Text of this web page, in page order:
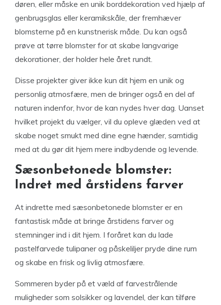
døren, eller måske en unik borddekoration ved hjælp af
genbrugsglas eller keramikskåle, der fremhæver
blomsterne på en kunstnerisk måde. Du kan også
prøve at tørre blomster for at skabe langvarige
dekorationer, der holder hele året rundt.
Disse projekter giver ikke kun dit hjem en unik og
personlig atmosfære, men de bringer også en del af
naturen indenfor, hvor de kan nydes hver dag. Uanset
hvilket projekt du vælger, vil du opleve glæden ved at
skabe noget smukt med dine egne hænder, samtidig
med at du gør dit hjem mere indbydende og levende.
Sæsonbetonede blomster:
Indret med årstidens farver
At indrette med sæsonbetonede blomster er en
fantastisk måde at bringe årstidens farver og
stemninger ind i dit hjem. I foråret kan du lade
pastelfarvede tulipaner og påskeliljer pryde dine rum
og skabe en frisk og livlig atmosfære.
Sommeren byder på et væld af farvestrålende
muligheder som solsikker og lavendel, der kan tilføre